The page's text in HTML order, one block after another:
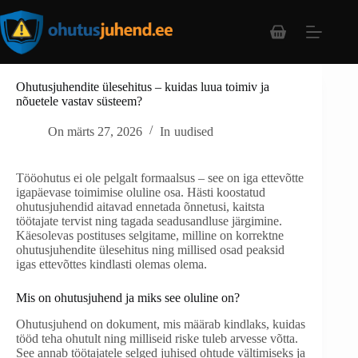
Ohutusjuhendite ülesehitus – kuidas luua toimiv ja
nõuetele vastav süsteem?
On märts 27, 2026 In uudised
Tööohutus ei ole pelgalt formaalsus – see on iga ettevõtte
igapäevase toimimise oluline osa. Hästi koostatud
ohutusjuhendid aitavad ennetada õnnetusi, kaitsta
töötajate tervist ning tagada seadusandluse järgimine.
Käesolevas postituses selgitame, milline on korrektne
ohutusjuhendite ülesehitus ning millised osad peaksid
igas ettevõttes kindlasti olemas olema.
Mis on ohutusjuhend ja miks see oluline on?
Ohutusjuhend on dokument, mis määrab kindlaks, kuidas
tööd teha ohutult ning milliseid riske tuleb arvesse võtta.
See annab töötajatele selged juhised ohtude vältimiseks ja